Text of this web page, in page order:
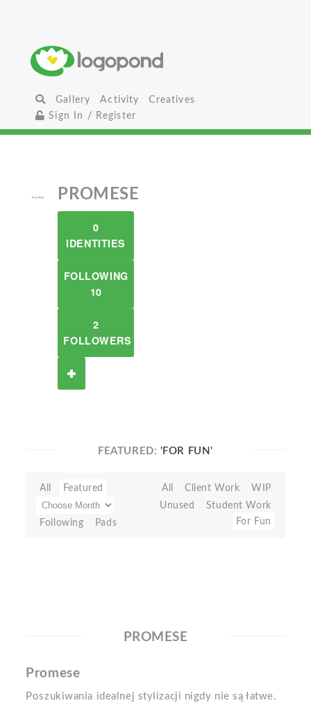
Gallery Activity
Creatives
Sign In / Register
PROMESE
0
IDENTITIES
FOLLOWING
10
2
FOLLOWERS
FEATURED: 'FOR FUN'
All Featured
Following Pads
All Client Work
WIP
Unused
Student Work
For Fun
PROMESE
Promese
Poszukiwania idealnej stylizacji nigdy nie są łatwe.